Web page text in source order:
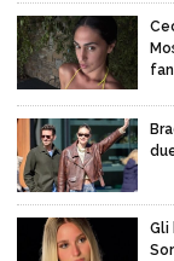
fan
Gli